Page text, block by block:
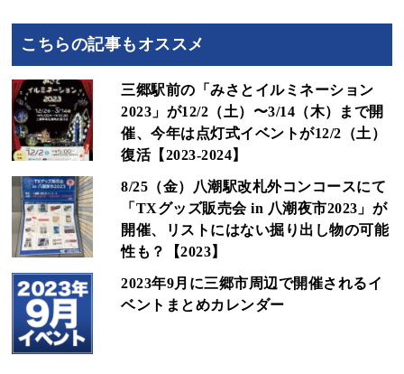
こちらの記事もオススメ
三郷駅前の「みさとイルミネーション
2023」が12/2（土）〜3/14（木）まで開
催、今年は点灯式イベントが12/2（土）
復活【2023-2024】
8/25（金）八潮駅改札外コンコースにて
「TXグッズ販売会 in 八潮夜市2023」が
開催、リストにはない掘り出し物の可能
性も？【2023】
2023年9月に三郷市周辺で開催されるイ
ベントまとめカレンダー